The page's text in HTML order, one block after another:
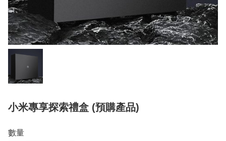
小米專享探索禮盒 (預購產品)
數量